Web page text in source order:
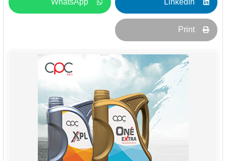
LinkedIn
WhatsApp
Print